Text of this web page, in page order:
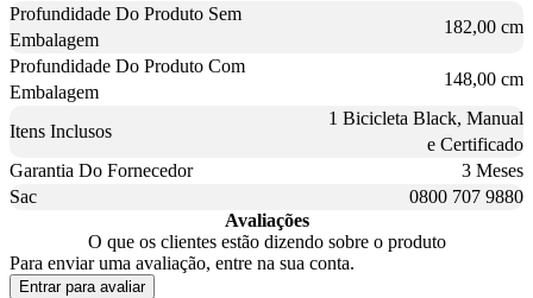
Profundidade Do Produto Sem
Embalagem
182,00 cm
Profundidade Do Produto Com
Embalagem
148,00 cm
Itens Inclusos
1 Bicicleta Black, Manual
e Certificado
Garantia Do Fornecedor
3 Meses
Sac
0800 707 9880
Avaliações
O que os clientes estão dizendo sobre o produto
Para enviar uma avaliação, entre na sua conta.
Entrar para avaliar